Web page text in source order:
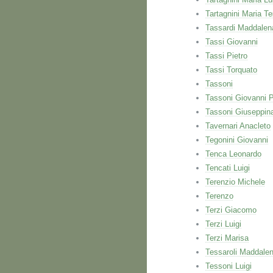
Tartagnini Maria
Tassardi
Tassi Giovanni
Tassi Pietro
Tassi Torquato
Tassoni
Tassoni Giovanni
Tassoni
Tavernari Anacleto
Tegonini Giovanni
Tenca Leonardo
Tencati Luigi
Terenzio Michele
Terenzo
Terzi Giacomo
Terzi Luigi
Terzi Marisa
Tessaroli
Tessoni Luigi